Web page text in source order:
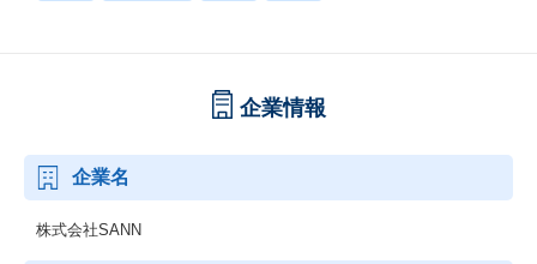
企業情報
企業名
株式会社SANN